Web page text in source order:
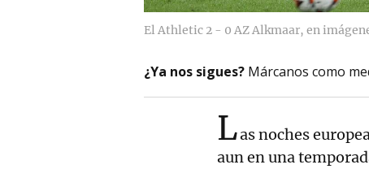
El Athletic 2 - 0 AZ Alkmaar, en
¿Ya nos sigues? Márcanos como
Las noches
aun en una